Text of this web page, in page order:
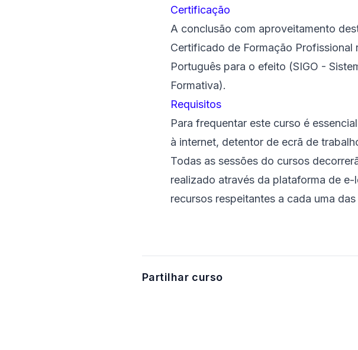
Certificação
A conclusão com aproveitamento
Certificado de Formação
Português para o efeito (SIGO -
Formativa).
Requisitos
Para frequentar este curso é
à internet, detentor de ecrã de
Todas as sessões do cursos
realizado através da plataforma de
recursos respeitantes a cada uma
Partilhar curso